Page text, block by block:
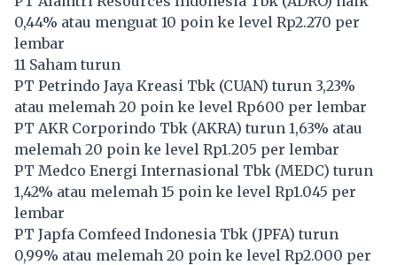
0,44% atau menguat 10 poin ke level Rp2.270 per
lembar
11 Saham turun
PT Petrindo Jaya Kreasi Tbk (CUAN) turun 3,23%
atau melemah 20 poin ke level Rp600 per lembar
PT AKR Corporindo Tbk (AKRA) turun 1,63% atau
melemah 20 poin ke level Rp1.205 per lembar
PT Medco Energi Internasional Tbk (MEDC) turun
1,42% atau melemah 15 poin ke level Rp1.045 per
lembar
PT Japfa Comfeed Indonesia Tbk (JPFA) turun
0,99% atau melemah 20 poin ke level Rp2.000 per